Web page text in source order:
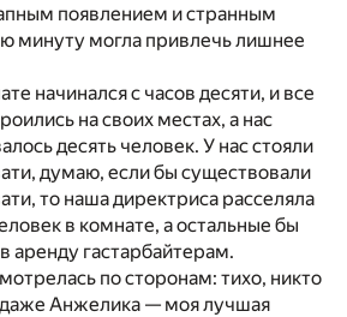
появлением и странным
минуту могла привлечь лишнее
начинался с часов десяти, и все
на своих местах, а нас
десять человек. У нас стояли
думаю, если бы существовали
то наша директриса расселяла
в комнате, а остальные бы
аренду гастарбайтерам.
по сторонам: тихо, никто
даже Анжелика — моя лучшая